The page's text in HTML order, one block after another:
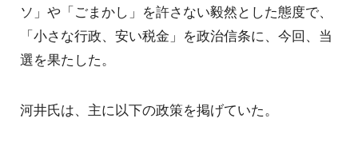
ソ」や「ごまかし」を許さない毅然とした態度で、
「小さな行政、安い税金」を政治信条に、今回、当
選を果たした。
河井氏は、主に以下の政策を掲げていた。